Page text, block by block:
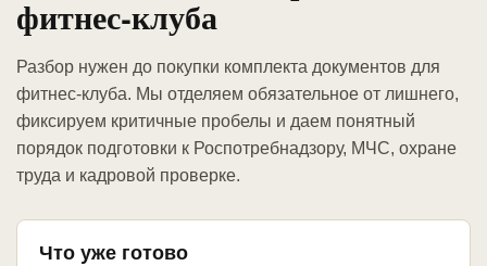
фитнес-клуба
Разбор нужен до покупки комплекта документов для
фитнес-клуба. Мы отделяем обязательное от лишнего,
фиксируем критичные пробелы и даем понятный
порядок подготовки к Роспотребнадзору, МЧС, охране
труда и кадровой проверке.
Что уже готово